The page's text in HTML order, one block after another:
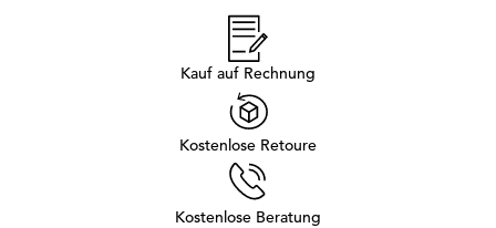
Kauf auf Rechnung
Kostenlose Retoure
Kostenlose Beratung